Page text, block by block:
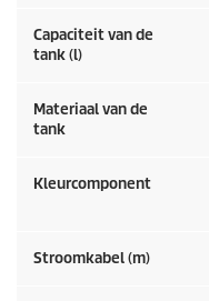
Capaciteit van de
tank (l)
Materiaal van de
tank
Kleurcomponent
Stroomkabel (m)